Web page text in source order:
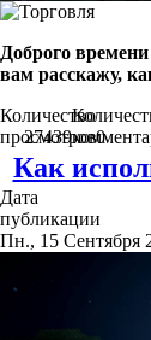
Доброго
вам расскажу,
Количество
просмотров
27439 0
Как
Дата
публикации
Пн., 15 Сентября